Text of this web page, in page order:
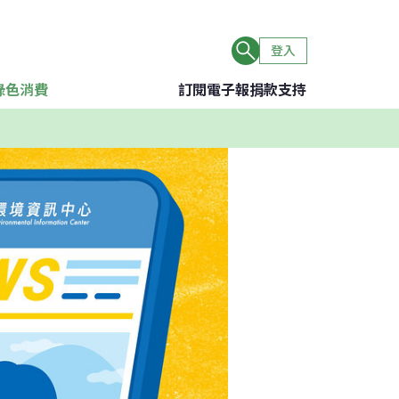
登入
色消費 訂閱電子報捐款支持